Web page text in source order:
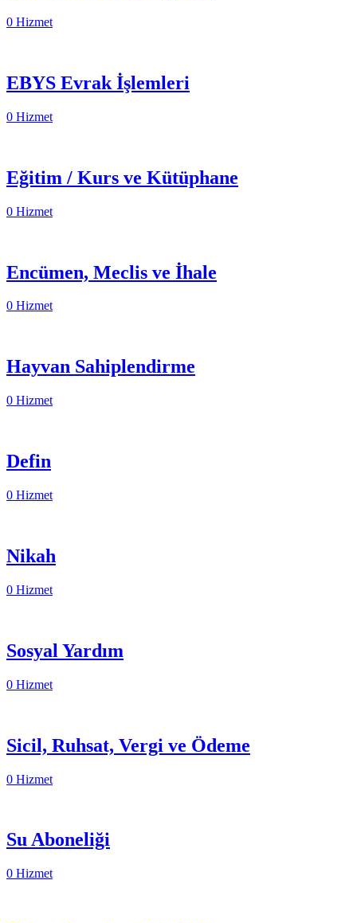
0 Hizmet
EBYS Evrak İşlemleri
0 Hizmet
Eğitim / Kurs ve Kütüphane
0 Hizmet
Encümen, Meclis ve İhale
0 Hizmet
Hayvan Sahiplendirme
0 Hizmet
Defin
0 Hizmet
Nikah
0 Hizmet
Sosyal Yardım
0 Hizmet
Sicil, Ruhsat, Vergi ve Ödeme
0 Hizmet
Su Aboneliği
0 Hizmet